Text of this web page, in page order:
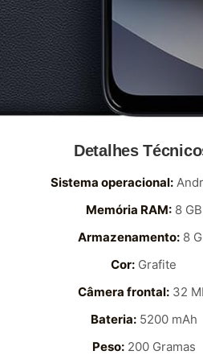
Detalhes
Sistema operacional:
Memória RAM:8 GB
Armazenamento:8
Cor: Grafite
Câmera frontal: 32
Bateria:5200 mAh
Peso:200 Gramas